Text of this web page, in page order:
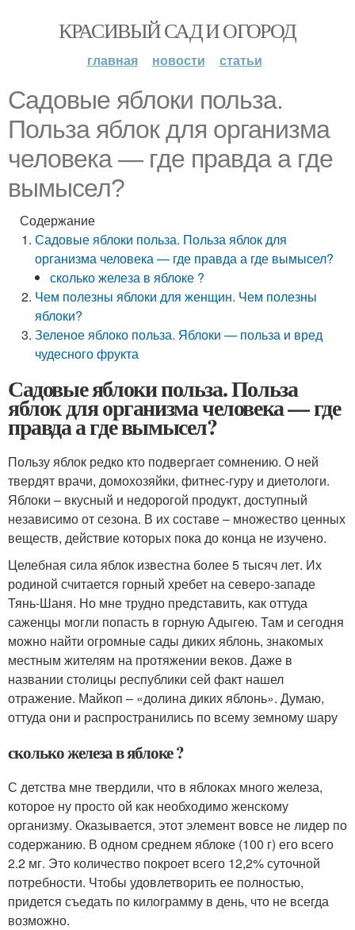
КРАСИВЫЙ САД И ОГОРОД
главная новости статьи
Садовые яблоки польза.
Польза яблок для организма
человека — где правда а где
вымысел?
Содержание
Садовые яблоки польза. Польза яблок для
организма человека — где правда а где вымысел?
сколько железа в яблоке ?
Чем полезны яблоки для женщин. Чем полезны
яблоки?
Зеленое яблоко польза. Яблоки — польза и вред
чудесного фрукта
Садовые яблоки польза. Польза
яблок для организма человека — где
правда а где вымысел?
Пользу яблок редко кто подвергает сомнению. О ней
твердят врачи, домохозяйки, фитнес-гуру и диетологи.
Яблоки – вкусный и недорогой продукт, доступный
независимо от сезона. В их составе – множество ценных
веществ, действие которых пока до конца не изучено.
Целебная сила яблок известна более 5 тысяч лет. Их
родиной считается горный хребет на северо-западе
Тянь-Шаня. Но мне трудно представить, как оттуда
саженцы могли попасть в горную Адыгею. Там и сегодня
можно найти огромные сады диких яблонь, знакомых
местным жителям на протяжении веков. Даже в
названии столицы республики сей факт нашел
отражение. Майкоп – «долина диких яблонь». Думаю,
оттуда они и распространились по всему земному шару
сколько железа в яблоке ?
С детства мне твердили, что в яблоках много железа,
которое ну просто ой как необходимо женскому
организму. Оказывается, этот элемент вовсе не лидер по
содержанию. В одном среднем яблоке (100 г) его всего
2.2 мг. Это количество покроет всего 12,2% суточной
потребности. Чтобы удовлетворить ее полностью,
придется съедать по килограмму в день, что не всегда
возможно.